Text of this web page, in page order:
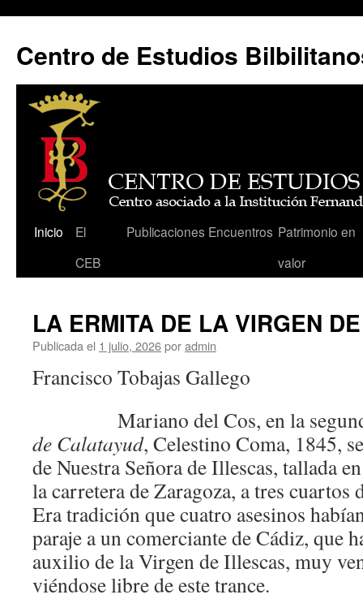
Centro de Estudios
Saltar
Inicio
El
CEB
Publicaciones Encuentros Patrimonio en
valor
LA ERMITA DE LA VIRGEN
Publicada el 1 julio, 2026poradmin
Francisco Tobajas Gallego
Mariano del Cos, en la
de Calatayud, Celestino Coma, 1845,
de Nuestra Señora de Illescas, tallada
la carretera de Zaragoza, a tres cuartos
Era tradición que cuatro asesinos
paraje a un comerciante de Cádiz, que
auxilio de la Virgen de Illescas, muy
viéndose libre de este trance.